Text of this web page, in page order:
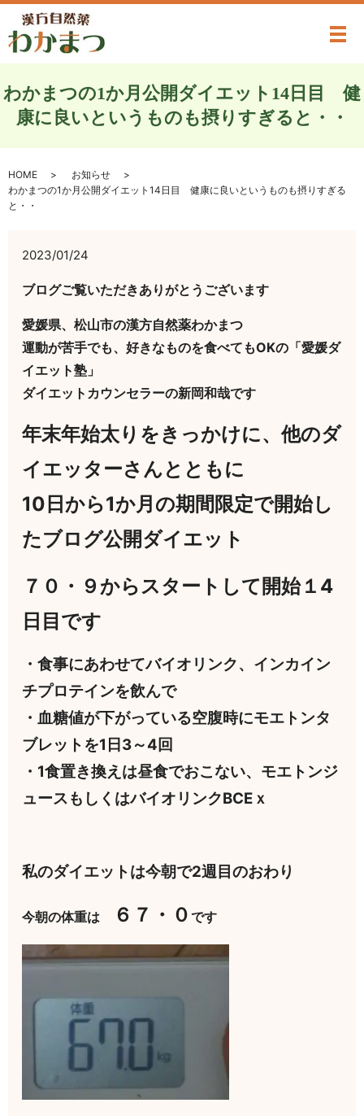
メ
わかまつの1か月公開ダイエット14日目 健
康に良いというものも摂りすぎると・・
HOME
お知らせ
わかまつの1か月公開ダイエット14日目 健康に良いというものも摂りすぎる
と・・
2023/01/24
ブログご覧いただきありがとうございます
愛媛県、松山市の漢方自然薬わかまつ
運動が苦手でも、好きなものを食べてもOKの「愛媛ダ
イエット塾」
ダイエットカウンセラーの新岡和哉です
年末年始太りをきっかけに、他のダ
イエッターさんとともに
10日から1か月の期間限定で開始し
たブログ公開ダイエット
７０・９からスタートして開始１4
日目です
・食事にあわせてバイオリンク、インカイン
チプロテインを飲んで
・血糖値が下がっている空腹時にモエトンタ
ブレットを1日3～4回
・1食置き換えは昼食でおこない、モエトンジ
ュースもしくはバイオリンクBCEｘ
私のダイエットは今朝で2週目のおわり
今朝の体重は ６７・０です